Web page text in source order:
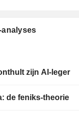
analyses
zijn AI-leger
de feniks-theorie